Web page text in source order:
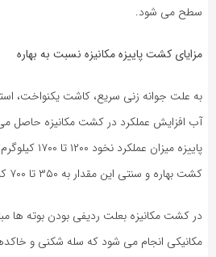
سطح می شود.
مزایای کشت پاییزه مکانیزه نسبت به بهاره
به علت جوانه زنی سریع، کاشت یکنواخت،
آب افزایش عملکرد در کشت مکانیزه حاصل
پاییزه میزان
کشت بهاره و سنتی این مقدار به ۳۵۰ تا ۷۰۰ کیلوگرم می رسد.
در کشت مکانیزه بعلت ردیفی بودن بوته ها
مکانیکی انجام می شود که سله شکنی و